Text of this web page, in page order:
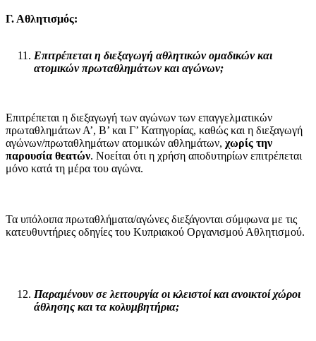
Γ. Αθλητισμός:
Επιτρέπεται η διεξαγωγή αθλητικών ομαδικών και
ατομικών πρωταθλημάτων και αγώνων;
Επιτρέπεται η διεξαγωγή των αγώνων των επαγγελματικών
πρωταθλημάτων Α’, Β’ και Γ’ Κατηγορίας, καθώς και η διεξαγωγή
αγώνων/πρωταθλημάτων ατομικών αθλημάτων, χωρίς την
παρουσία θεατών. Νοείται ότι η χρήση αποδυτηρίων επιτρέπεται
μόνο κατά τη μέρα του αγώνα.
Τα υπόλοιπα πρωταθλήματα/αγώνες διεξάγονται σύμφωνα με τις
κατευθυντήριες οδηγίες του Κυπριακού Οργανισμού Αθλητισμού.
Παραμένουν σε λειτουργία οι κλειστοί και ανοικτοί χώροι
άθλησης και τα κολυμβητήρια;